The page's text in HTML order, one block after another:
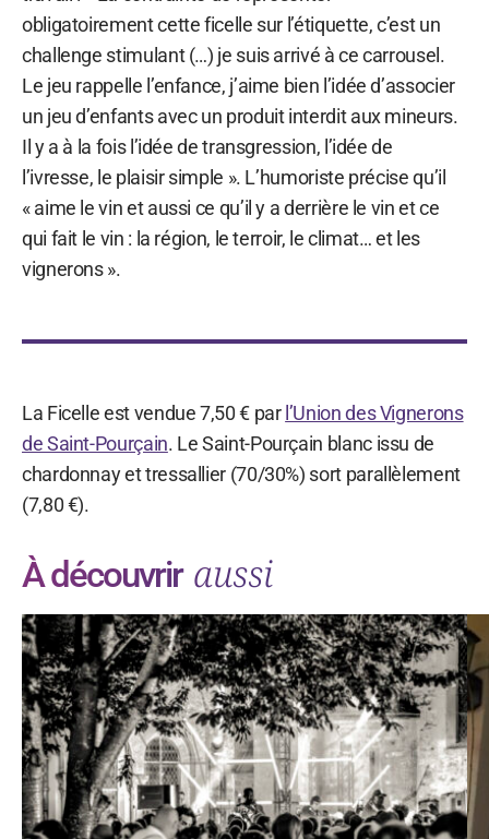
obligatoirement cette ficelle sur l’étiquette, c’est un
challenge stimulant (…) je suis arrivé à ce carrousel.
Le jeu rappelle l’enfance, j’aime bien l’idée d’associer
un jeu d’enfants avec un produit interdit aux mineurs.
Il y a à la fois l’idée de transgression, l’idée de
l’ivresse, le plaisir simple ». L’humoriste précise qu’il
« aime le vin et aussi ce qu’il y a derrière le vin et ce
qui fait le vin : la région, le terroir, le climat… et les
vignerons ».
La Ficelle est vendue 7,50 € par l’Union des Vignerons
de Saint-Pourçain. Le Saint-Pourçain blanc issu de
chardonnay et tressallier (70/30%) sort parallèlement
(7,80 €).
À découvrir aussi